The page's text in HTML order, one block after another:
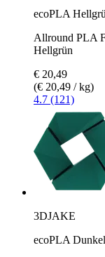
ecoPLA
Allround PLA
Hellgrün
€ 20,49
(€ 20,49 / kg)
4.7 (121)
3DJAKE
ecoPLA